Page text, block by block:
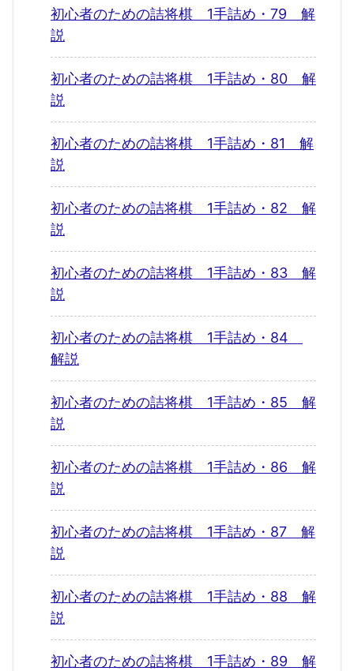
初心者のための詰将棋 1手詰め・79 解
説
初心者のための詰将棋 1手詰め・80 解
説
初心者のための詰将棋 1手詰め・81 解
説
初心者のための詰将棋 1手詰め・82 解
説
初心者のための詰将棋 1手詰め・83 解
説
初心者のための詰将棋 1手詰め・84
解説
初心者のための詰将棋 1手詰め・85 解
説
初心者のための詰将棋 1手詰め・86 解
説
初心者のための詰将棋 1手詰め・87 解
説
初心者のための詰将棋 1手詰め・88 解
説
初心者のための詰将棋 1手詰め・89 解